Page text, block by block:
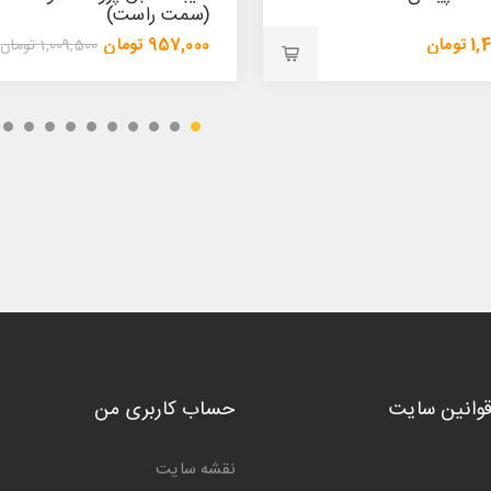
1,009,500 تومان
چپ)
957,000 تومان 1,009,500 تومان
سایت حساب کاربری من
نقشه سایت